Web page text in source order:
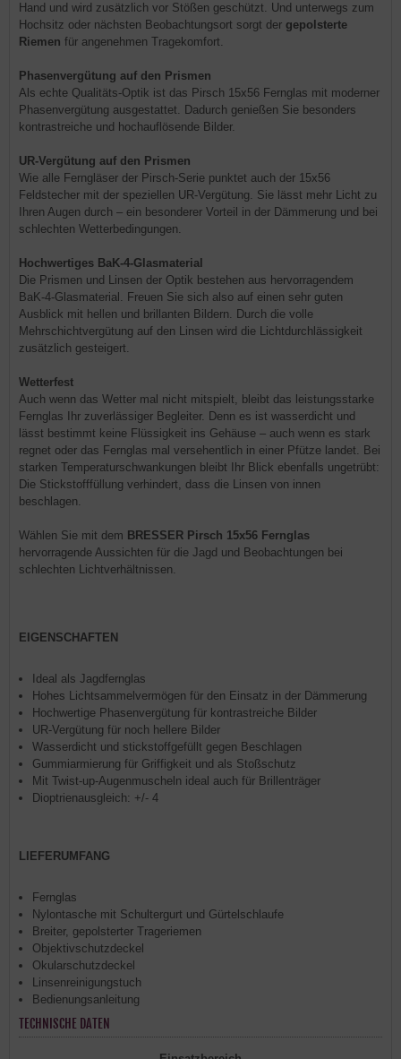
Hand und wird zusätzlich vor Stößen geschützt. Und unterwegs zum
Hochsitz oder nächsten Beobachtungsort sorgt der gepolsterte
Riemen für angenehmen Tragekomfort.
Phasenvergütung auf den Prismen
Als echte Qualitäts-Optik ist das Pirsch 15x56 Fernglas mit moderner
Phasenvergütung ausgestattet. Dadurch genießen Sie besonders
kontrastreiche und hochauflösende Bilder.
UR-Vergütung auf den Prismen
Wie alle Ferngläser der Pirsch-Serie punktet auch der 15x56
Feldstecher mit der speziellen UR-Vergütung. Sie lässt mehr Licht zu
Ihren Augen durch – ein besonderer Vorteil in der Dämmerung und bei
schlechten Wetterbedingungen.
Hochwertiges BaK-4-Glasmaterial
Die Prismen und Linsen der Optik bestehen aus hervorragendem
BaK-4-Glasmaterial. Freuen Sie sich also auf einen sehr guten
Ausblick mit hellen und brillanten Bildern. Durch die volle
Mehrschichtvergütung auf den Linsen wird die Lichtdurchlässigkeit
zusätzlich gesteigert.
Wetterfest
Auch wenn das Wetter mal nicht mitspielt, bleibt das leistungsstarke
Fernglas Ihr zuverlässiger Begleiter. Denn es ist wasserdicht und
lässt bestimmt keine Flüssigkeit ins Gehäuse – auch wenn es stark
regnet oder das Fernglas mal versehentlich in einer Pfütze landet. Bei
starken Temperaturschwankungen bleibt Ihr Blick ebenfalls ungetrübt:
Die Stickstofffüllung verhindert, dass die Linsen von innen
beschlagen.
Wählen Sie mit dem BRESSER Pirsch 15x56 Fernglas
hervorragende Aussichten für die Jagd und Beobachtungen bei
schlechten Lichtverhältnissen.
EIGENSCHAFTEN
Ideal als Jagdfernglas
Hohes Lichtsammelvermögen für den Einsatz in der Dämmerung
Hochwertige Phasenvergütung für kontrastreiche Bilder
UR-Vergütung für noch hellere Bilder
Wasserdicht und stickstoffgefüllt gegen Beschlagen
Gummiarmierung für Griffigkeit und als Stoßschutz
Mit Twist-up-Augenmuscheln ideal auch für Brillenträger
Dioptrienausgleich: +/- 4
LIEFERUMFANG
Fernglas
Nylontasche mit Schultergurt und Gürtelschlaufe
Breiter, gepolsterter Trageriemen
Objektivschutzdeckel
Okularschutzdeckel
Linsenreinigungstuch
Bedienungsanleitung
TECHNISCHE DATEN